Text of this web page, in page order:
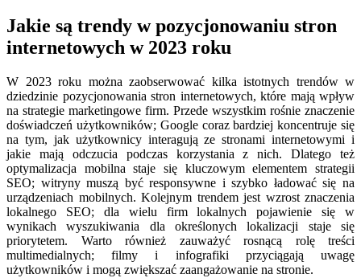
Jakie są trendy w pozycjonowaniu stron
internetowych w 2023 roku
W 2023 roku można zaobserwować kilka istotnych trendów w
dziedzinie pozycjonowania stron internetowych, które mają wpływ
na strategie marketingowe firm. Przede wszystkim rośnie znaczenie
doświadczeń użytkowników; Google coraz bardziej koncentruje się
na tym, jak użytkownicy interagują ze stronami internetowymi i
jakie mają odczucia podczas korzystania z nich. Dlatego też
optymalizacja mobilna staje się kluczowym elementem strategii
SEO; witryny muszą być responsywne i szybko ładować się na
urządzeniach mobilnych. Kolejnym trendem jest wzrost znaczenia
lokalnego SEO; dla wielu firm lokalnych pojawienie się w
wynikach wyszukiwania dla określonych lokalizacji staje się
priorytetem. Warto również zauważyć rosnącą rolę treści
multimedialnych; filmy i infografiki przyciągają uwagę
użytkowników i mogą zwiększać zaangażowanie na stronie.